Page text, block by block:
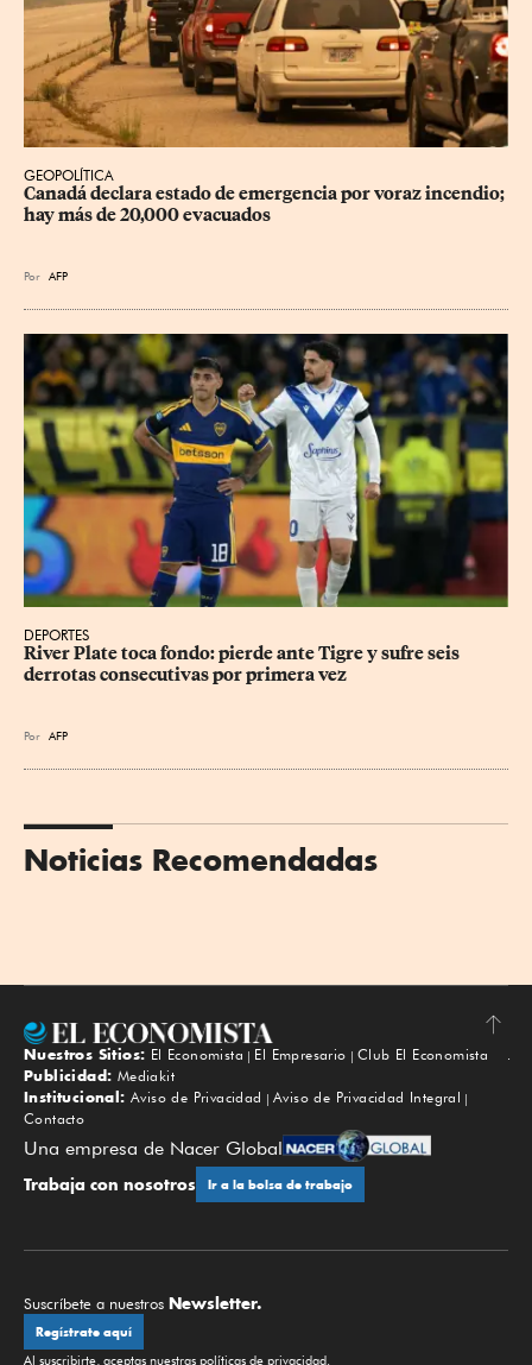
GEOPOLÍTICA
Canadá declara estado de emergencia por voraz incendio;
hay más de 20,000 evacuados
Por AFP
DEPORTES
River Plate toca fondo: pierde ante Tigre y sufre seis
derrotas consecutivas por primera vez
Por AFP
Noticias Recomendadas
Subir
Nuestros Sitios: El Economista El Empresario
Club El Economista
Publicidad: Mediakit
Institucional: Aviso de Privacidad
Aviso de Privacidad Integral
Contacto
Una empresa de Nacer Global
Trabaja con nosotros Ir a la bolsa de trabajo
Suscríbete a nuestros Newsletter.
Regístrate aquí
Al suscribirte, aceptas nuestras políticas de privacidad.